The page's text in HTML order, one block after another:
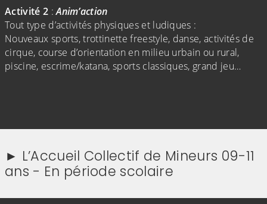
Activité 2 :Anim’action
Tout type d’activités physiques et ludiques :
Nouveaux sports, trottinette freestyle, danse, activités de
cirque, course d’orientation en milieu urbain ou rural,
piscine, escrime/katana, sports classiques, grand jeu…
► L’Accueil Collectif de Mineurs 09-11
ans - En période scolaire